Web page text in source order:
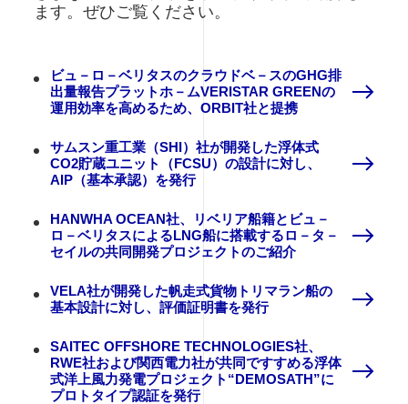
ます。ぜひご覧ください。
ビュ－ロ－ベリタスのクラウドベ－スのGHG排
出量報告プラットホ－ムVERISTAR GREENの
運用効率を高めるため、ORBIT社と提携
サムスン重工業（SHI）社が開発した浮体式
CO2貯蔵ユニット（FCSU）の設計に対し、
AIP（基本承認）を発行
HANWHA OCEAN社、リベリア船籍とビュ－
ロ－ベリタスによるLNG船に搭載するロ－タ－
セイルの共同開発プロジェクトのご紹介
VELA社が開発した帆走式貨物トリマラン船の
基本設計に対し、評価証明書を発行
SAITEC OFFSHORE TECHNOLOGIES社、
RWE社および関西電力社が共同ですすめる浮体
式洋上風力発電プロジェクト“DEMOSATH”に
プロトタイプ認証を発行